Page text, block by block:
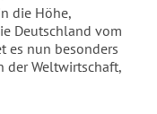
die Höhe,
Deutschland vom
es nun besonders
der Weltwirtschaft,